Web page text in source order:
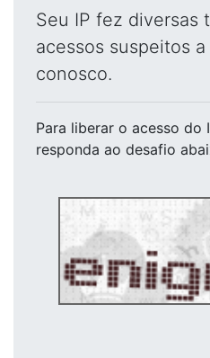
Seu IP fez diversas
acessos suspeitos
conosco.
Para liberar o acesso do
responda ao desafio